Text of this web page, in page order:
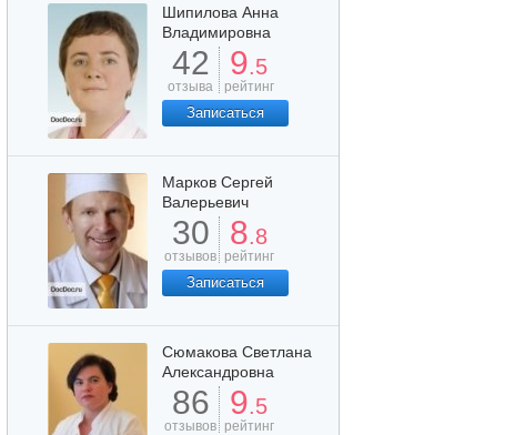
Шипилова Анна
Владимировна
42
отзыва
9.5
рейтинг
Записаться
Марков Сергей
Валерьевич
30
отзывов
8.8
рейтинг
Записаться
Сюмакова Светлана
Александровна
86
отзывов
9.5
рейтинг